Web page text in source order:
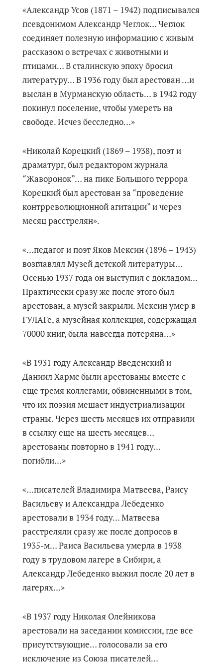
«Александр Усов (1871 – 1942) подписывался
псевдонимом Александр Чеглок… Чеглок
соединяет полезную информацию с живым
рассказом о встречах с животными и
птицами… В сталинскую эпоху бросил
литературу… В 1936 году был арестован …и
выслан в Мурманскую область… в 1942 году
покинул поселение, чтобы умереть на
свободе. Исчез бесследно…»
«Николай Корецкий (1869 ‒ 1938), поэт и
драматург, был редактором журнала
“Жаворонок”… на пике Большого террора
Корецкий был арестован за “проведение
контрреволюционной агитации” и через
месяц расстрелян».
«…педагог и поэт Яков Мексин (1896 ‒ 1943)
возглавлял Музей детской литературы…
Осенью 1937 года он выступил с докладом…
Практически сразу же после этого был
арестован, а музей закрыли. Мексин умер в
ГУЛАГе, а музейная коллекция, содержащая
70000 книг, была навсегда потеряна…»
«В 1931 году Александр Введенский и
Даниил Хармс были арестованы вместе с
еще тремя коллегами, обвиненными в том,
что их поэзия мешает индустриализации
страны. Через шесть месяцев их отправили
в ссылку еще на шесть месяцев…
арестованы повторно в 1941 году…
погибли…»
«…писателей Владимира Матвеева, Раису
Васильеву и Александра Лебеденко
арестовали в 1934 году… Матвеева
расстреляли сразу же после допросов в
1935-м… Раиса Васильева умерла в 1938
году в трудовом лагере в Сибири, а
Александр Лебеденко выжил после 20 лет в
лагерях…»
«В 1937 году Николая Олейникова
арестовали на заседании комиссии, где все
присутствующие… голосовали за его
исключение из Союза писателей…